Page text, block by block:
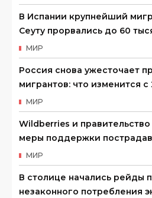
В Испании крупнейший
Сеуту прорвались до 60
МИР
Россия снова ужесточает
мигрантов: что изменится с
МИР
Wildberries и
меры поддержки
МИР
В столице начались рейды
незаконного потребления